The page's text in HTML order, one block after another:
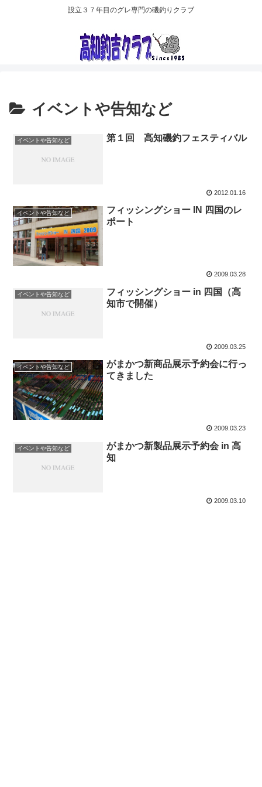
設立３７年目のグレ専門の磯釣りクラブ
イベントや告知など
イベントや告知など 第１回 高知磯釣フェスティバル
2012.01.16
イベントや告知など
フィッシングショー IN 四国のレ
ポート
2009.03.28
イベントや告知など
フィッシングショー in 四国（高
知市で開催）
2009.03.25
イベントや告知など
がまかつ新商品展示予約会に行っ
てきました
2009.03.23
イベントや告知など
がまかつ新製品展示予約会 in 高
知
2009.03.10